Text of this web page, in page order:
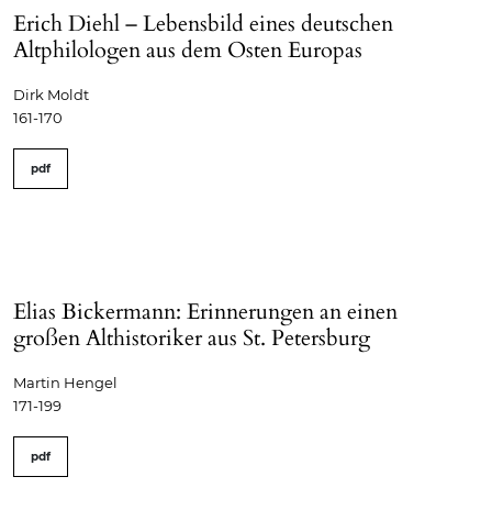
Erich Diehl – Lebensbild eines deutschen
Altphilologen aus dem Osten Europas
Dirk Moldt
161-170
pdf
Elias Bickermann: Erinnerungen an einen
großen Althistoriker aus St. Petersburg
Martin Hengel
171-199
pdf